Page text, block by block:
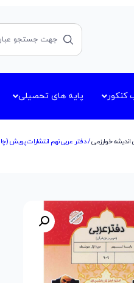
کنکور پایه های تحصیلی
خوارزمی/ دفتر عربی نهم انتشارات پویش (چاپ